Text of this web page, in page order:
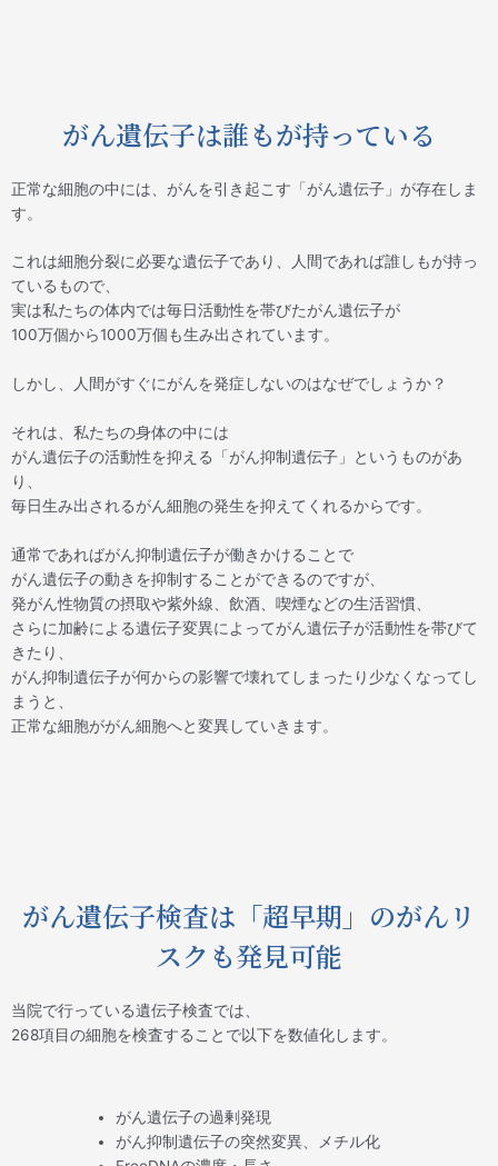
がん遺伝子は誰もが持っている
正常な細胞の中には、がんを引き起こす「がん遺伝子」が存在しま
す。
これは細胞分裂に必要な遺伝子であり、人間であれば誰しもが持っ
ているもので、
実は私たちの体内では毎日活動性を帯びたがん遺伝子が
100万個から1000万個も生み出されています。
しかし、人間がすぐにがんを発症しないのはなぜでしょうか？
それは、私たちの身体の中には
がん遺伝子の活動性を抑える「がん抑制遺伝子」というものがあ
り、
毎日生み出されるがん細胞の発生を抑えてくれるからです。
通常であればがん抑制遺伝子が働きかけることで
がん遺伝子の動きを抑制することができるのですが、
発がん性物質の摂取や紫外線、飲酒、喫煙などの生活習慣、
さらに加齢による遺伝子変異によってがん遺伝子が活動性を帯びて
きたり、
がん抑制遺伝子が何からの影響で壊れてしまったり少なくなってし
まうと、
正常な細胞ががん細胞へと変異していきます。
がん遺伝子検査は「超早期」のがんリ
スクも発見可能
当院で行っている遺伝子検査では、
268項目の細胞を検査することで以下を数値化します。
がん遺伝子の過剰発現
がん抑制遺伝子の突然変異、メチル化